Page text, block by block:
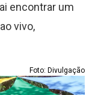
encontrar um
vivo,
Foto: Divulgação